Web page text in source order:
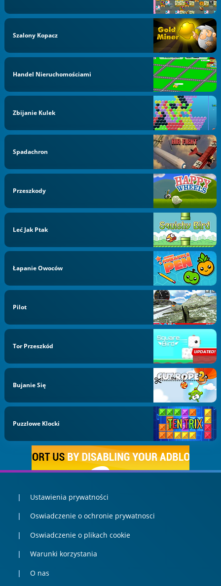
Szalony Kopacz
Handel Nieruchomościami
Zbijanie Kulek
Spadachron
Przeszkody
Leć Jak Ptak
Łapanie Owoców
Pilot
Tor Przeszkód
Bujanie Się
Puzzlowe Klocki
Ustawienia prywatności
Oswiadczenie o ochronie prywatnosci
Oswiadczenie o plikach cookie
Warunki korzystania
O nas